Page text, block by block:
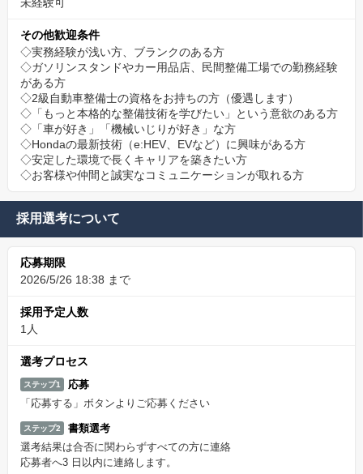
その他歓迎条件
◇実務経験が浅い方、ブランクのある方
◇ガソリンスタンドやカー用品店、民間整備工場での勤務経験
がある方
◇2級自動車整備士の資格をお持ちの方（優遇します）
◇「もっと本格的な整備技術を学びたい」という意欲のある方
◇「車が好き」「機械いじりが好き」な方
◇Hondaの最新技術（e:HEV、EVなど）に興味がある方
◇安定した環境で長くキャリアを築きたい方
◇お客様や仲間と誠実なコミュニケーションが取れる方
採用選考について
応募期限
2026/5/26 18:38 まで
採用予定人数
1人
選考プロセス
ステップ1
応募
「応募する」ボタンよりご応募ください
ステップ2
書類選考
選考結果は合否に関わらずすべての方に連絡
応募者へ3 日以内に連絡します。